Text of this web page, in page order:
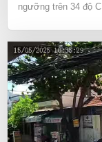
ngưỡng trên 34 độ C.